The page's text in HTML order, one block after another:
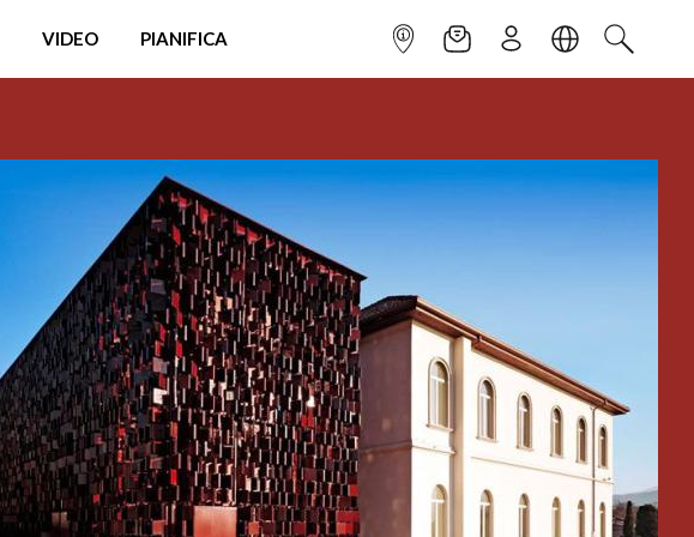
VIDEO PIANIFICA INFOPOINTNEWSLETTER
ISCRIVITILINGUACERCA